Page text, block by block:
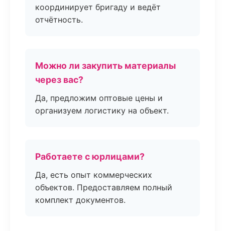
координирует бригаду и ведёт
отчётность.
Можно ли закупить материалы
через вас?
Да, предложим оптовые цены и
организуем логистику на объект.
Работаете с юрлицами?
Да, есть опыт коммерческих
объектов. Предоставляем полный
комплект документов.